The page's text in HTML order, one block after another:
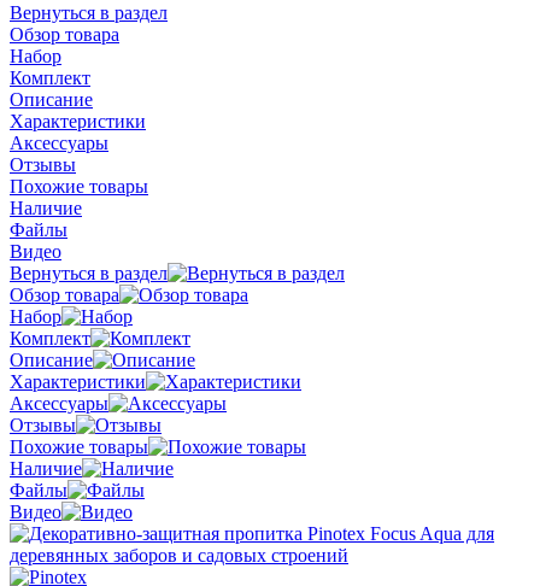
Вернуться в раздел
Обзор товара
Набор
Комплект
Описание
Характеристики
Аксессуары
Отзывы
Похожие товары
Наличие
Файлы
Видео
Вернуться в раздел
Обзор товара
Набор
Комплект
Описание
Характеристики
Аксессуары
Отзывы
Похожие товары
Наличие
Файлы
Видео